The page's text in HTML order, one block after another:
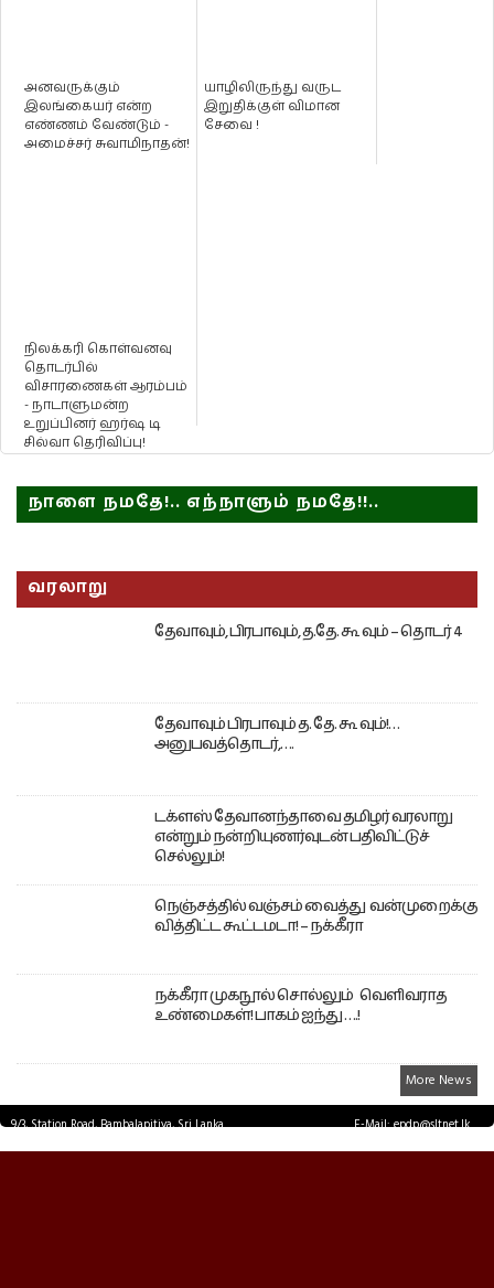
அனவருக்கும்
இலங்கையர் என்ற
எண்ணம் வேண்டும் -
அமைச்சர் சுவாமிநாதன்!
யாழிலிருந்து வருட
இறுதிக்குள் விமான
சேவை !
நிலக்கரி கொள்வனவு
தொடர்பில்
விசாரணைகள் ஆரம்பம்
- நாடாளுமன்ற
உறுப்பினர் ஹர்ஷ டி
சில்வா தெரிவிப்பு!
நாளை நமதே!.. எந்நாளும் நமதே!!..
வரலாறு
தேவாவும், பிரபாவும், த.தே. கூ வும் – தொடர் 4
தேவாவும் பிரபாவும் த. தே. கூ வும்!…
அனுபவத்தொடர்,….
டக்ளஸ் தேவானந்தாவை தமிழர் வரலாறு
என்றும் நன்றியுணர்வுடன் பதிவிட்டுச்
செல்லும்!
நெஞ்சத்தில் வஞ்சம் வைத்து வன்முறைக்கு
வித்திட்ட கூட்டமடா! – நக்கீரா
நக்கீரா முகநூல் சொல்லும் வெளிவராத
உண்மைகள்! பாகம் ஐந்து ….!
More News
9/3, Station Road, Bambalapitiya, Sri Lanka.
E-Mail: epdp@sltnet.lk